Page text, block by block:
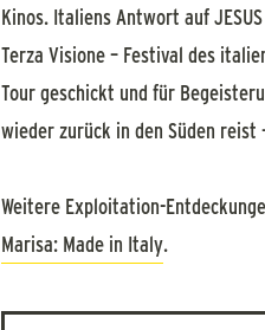
Kinos. Italiens Antwort auf
Terza Visione – Festival des
Tour geschickt und für
wieder zurück in den Süden
Weitere Exploitation-
Marisa: Made in Italy.